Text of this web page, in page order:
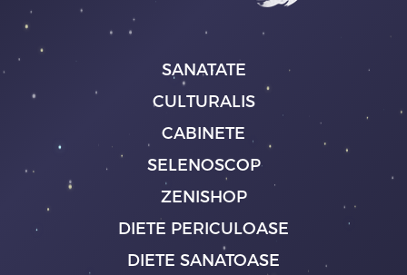
SANATATE
CULTURALIS
CABINETE
SELENOSCOP
ZENISHOP
DIETE PERICULOASE
DIETE SANATOASE